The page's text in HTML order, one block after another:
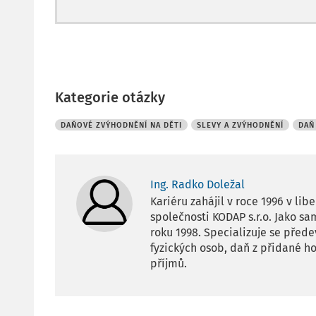
Kategorie otázky
DAŇOVÉ ZVÝHODNĚNÍ NA DĚTI SLEVY A ZVÝHODNĚNÍ
Ing. Radko Doležal
Kariéru zahájil v roce 1996 v
společnosti KODAP s.r.o. Jako
roku 1998. Specializuje se
fyzických osob, daň z přidané
příjmů.